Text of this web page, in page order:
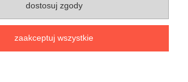
Oprogramowanie:Shoper
Sklep internetowy Shoper Premium
dostosuj zgody
zaakceptuj wszystkie